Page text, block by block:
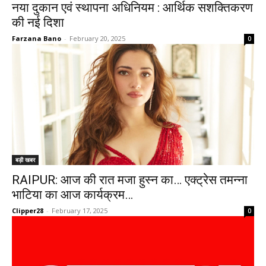
नया दुकान एवं स्थापना अधिनियम : आर्थिक सशक्तिकरण
की नई दिशा
Farzana Bano - February 20, 2025 0
बड़ी खबर
RAIPUR: आज की रात मजा हुस्न का… एक्ट्रेस तमन्ना
भाटिया का आज कार्यक्रम…
Clipper28 - February 17, 2025 0